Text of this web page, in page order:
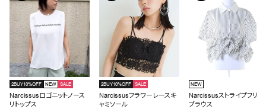
2BUY10%OFF NEW SALE
Narcissusロゴニットノース
リトップス
2BUY10%OFF SALE
Narcissusフラワーレースキ
ャミソール
NEW
Narcissusストライプフリル
ブラウス